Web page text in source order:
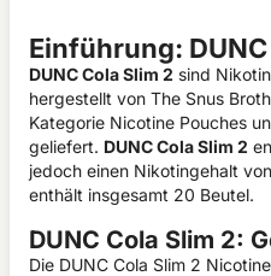
Einführung:
DUNC Cola Slim 2 sind
hergestellt von The Snus
Kategorie Nicotine Pouches
geliefert. DUNC Cola Slim 2
jedoch einen Nikotingehalt von
enthält insgesamt 20 Beutel.
DUNC Cola Slim 2:
Die DUNC Cola Slim 2